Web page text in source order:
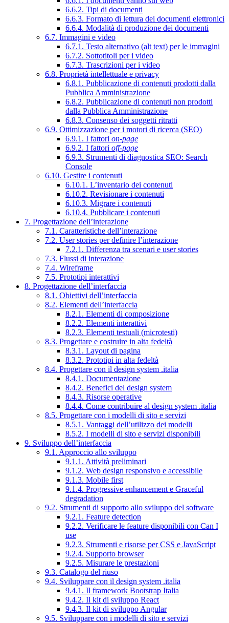
6.6.2. Tipi di documenti
6.6.3. Formato di lettura dei documenti elettronici
6.6.4. Modalità di produzione dei documenti
6.7. Immagini e video
6.7.1. Testo alternativo (alt text) per le immagini
6.7.2. Sottotitoli per i video
6.7.3. Trascrizioni per i video
6.8. Proprietà intellettuale e privacy
6.8.1. Pubblicazione di contenuti prodotti dalla
Pubblica Amministrazione
6.8.2. Pubblicazione di contenuti non prodotti
dalla Pubblica Amministrazione
6.8.3. Consenso dei soggetti ritratti
6.9. Ottimizzazione per i motori di ricerca (SEO)
6.9.1. I fattori on-page
6.9.2. I fattori off-page
6.9.3. Strumenti di diagnostica SEO: Search
Console
6.10. Gestire i contenuti
6.10.1. L’inventario dei contenuti
6.10.2. Revisionare i contenuti
6.10.3. Migrare i contenuti
6.10.4. Pubblicare i contenuti
7. Progettazione dell’interazione
7.1. Caratteristiche dell’interazione
7.2. User stories per definire l’interazione
7.2.1. Differenza tra scenari e user stories
7.3. Flussi di interazione
7.4. Wireframe
7.5. Prototipi interattivi
8. Progettazione dell’interfaccia
8.1. Obiettivi dell’interfaccia
8.2. Elementi dell’interfaccia
8.2.1. Elementi di composizione
8.2.2. Elementi interattivi
8.2.3. Elementi testuali (microtesti)
8.3. Progettare e costruire in alta fedeltà
8.3.1. Layout di pagina
8.3.2. Prototipi in alta fedeltà
8.4. Progettare con il design system .italia
8.4.1. Documentazione
8.4.2. Benefici del design system
8.4.3. Risorse operative
8.4.4. Come contribuire al design system .italia
8.5. Progettare con i modelli di sito e servizi
8.5.1. Vantaggi dell’utilizzo dei modelli
8.5.2. I modelli di sito e servizi disponibili
9. Sviluppo dell’interfaccia
9.1. Approccio allo sviluppo
9.1.1. Attività preliminari
9.1.2. Web design responsivo e accessibile
9.1.3. Mobile first
9.1.4. Progressive enhancement e Graceful
degradation
9.2. Strumenti di supporto allo sviluppo del software
9.2.1. Feature detection
9.2.2. Verificare le feature disponibili con Can I
use
9.2.3. Strumenti e risorse per CSS e JavaScript
9.2.4. Supporto browser
9.2.5. Misurare le prestazioni
9.3. Catalogo del riuso
9.4. Sviluppare con il design system .italia
9.4.1. Il framework Bootstrap Italia
9.4.2. Il kit di sviluppo React
9.4.3. Il kit di sviluppo Angular
9.5. Sviluppare con i modelli di sito e servizi